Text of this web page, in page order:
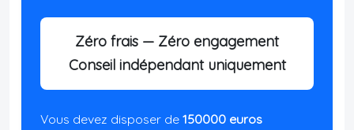
Zéro frais — Zéro engagement
Conseil indépendant uniquement
Vous devez disposer de 150000 euros